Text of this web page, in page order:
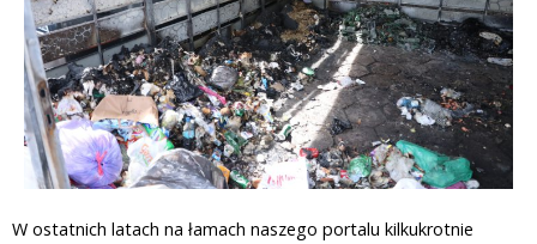
W ostatnich latach na łamach naszego portalu kilkukrotnie